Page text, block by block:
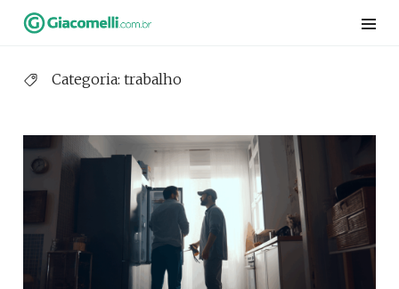
Skip
Categoria: trabalho